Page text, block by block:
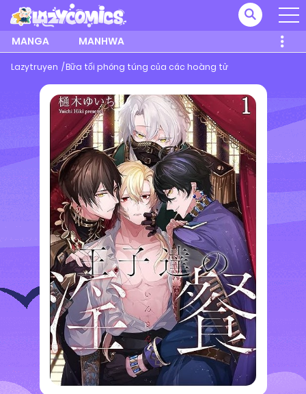
MANGA MANHWA
Lazytruyen Bữa tối phóng túng của các hoàng tử